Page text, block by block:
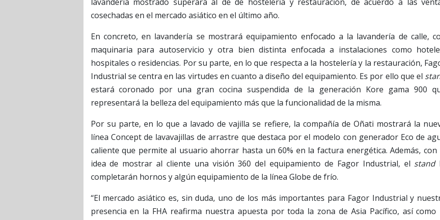
cosechadas en el mercado asiático en el último año.
En concreto, en lavandería se mostrará equipamiento enfocado a la lavandería de calle,
maquinaria para autoservicio y otra bien distinta enfocada a instalaciones como
hospitales o residencias. Por su parte, en lo que respecta a la hostelería y la restauración,
Industrial se centra en las virtudes en cuanto a diseño del equipamiento. Es por ello que el
estará coronado por una gran cocina suspendida de la generación Kore gama 900
representará la belleza del equipamiento más que la funcionalidad de la misma.
Por su parte, en lo que a lavado de vajilla se refiere, la compañía de Oñati mostrará la
línea Concept de lavavajillas de arrastre que destaca por el modelo con generador Eco de
caliente que permite al usuario ahorrar hasta un 60% en la factura energética. Además, con
idea de mostrar al cliente una visión 360 del equipamiento de Fagor Industrial, el stand
completarán hornos y algún equipamiento de la línea Globe de frío.
“El mercado asiático es, sin duda, uno de los más importantes para Fagor Industrial y
presencia en la FHA reafirma nuestra apuesta por toda la zona de Asia Pacífico, así como